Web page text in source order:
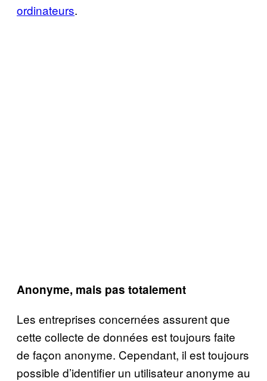
ordinateurs.
Anonyme, mais pas totalement
Les entreprises concernées assurent que
cette collecte de données est toujours faite
de façon anonyme. Cependant, il est toujours
possible d’identifier un utilisateur anonyme au